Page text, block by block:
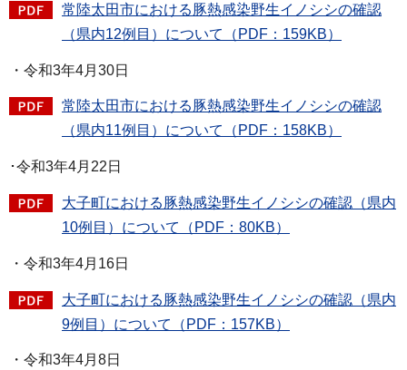
常陸太田市における豚熱感染野生イノシシの確認
（県内12例目）について（PDF：159KB）
・令和3年4月30日
常陸太田市における豚熱感染野生イノシシの確認
（県内11例目）について（PDF：158KB）
･令和3年4月22日
大子町における豚熱感染野生イノシシの確認（県内
10例目）について（PDF：80KB）
・令和3年4月16日
大子町における豚熱感染野生イノシシの確認（県内
9例目）について（PDF：157KB）
・令和3年4月8日